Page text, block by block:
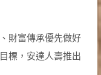
財富傳承優先做好
標，安達人壽推出